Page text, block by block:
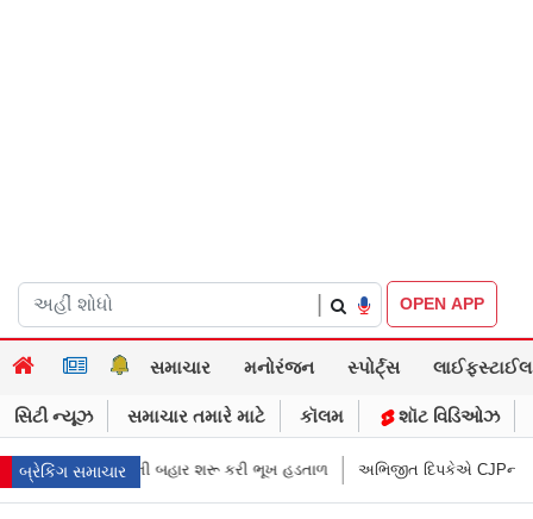
OPEN APP
સમાચાર મનોરંજન સ્પોર્ટ્સ લાઈફસ્ટાઈલ
સિટી ન્યૂઝ સમાચાર તમારે માટે કૉલમ શૉટ વિડિઓઝ
બ્રેકિંગ સમાચાર
શરૂ કરી ભૂખ હડતાળ અભિજીત દિપકેએ CJPની નવી નીતિ જાહેર કરી,